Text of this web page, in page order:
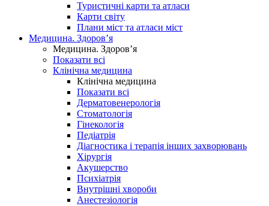
Туристичні карти та атласи
Карти світу
Плани міст та атласи міст
Медицина. Здоров’я
Медицина. Здоров’я
Показати всі
Клінічна медицина
Клінічна медицина
Показати всі
Дерматовенерологія
Стоматологія
Гінекологія
Педіатрія
Діагностика і терапія інших захворювань
Хірургія
Акушерство
Психіатрія
Внутрішні хвороби
Анестезіологія